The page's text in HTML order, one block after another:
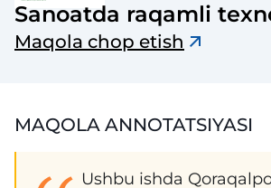
Sanoatda raqamli
ilmiy-texnik jurnal
Maqola chop etish
MAQOLA ANNOTATSIYASI
Ushbu ishda